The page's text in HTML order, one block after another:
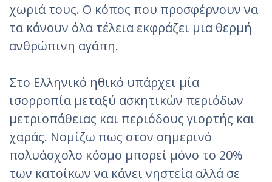
χωριά τους. Ο κόπος που προσφέρνουν να
τα κάνουν όλα τέλεια εκφράζει μια θερμή
ανθρώπινη αγάπη.
Στο Ελληνικό ηθικό υπάρχει μία
ισορροπία μεταξύ ασκητικών περιόδων
μετριοπάθειας και περιόδους γιορτής και
χαράς. Νομίζω πως στον σημερινό
πολυάσχολο κόσμο μπορεί μόνο το 20%
των κατοίκων να κάνει νηστεία αλλά σε